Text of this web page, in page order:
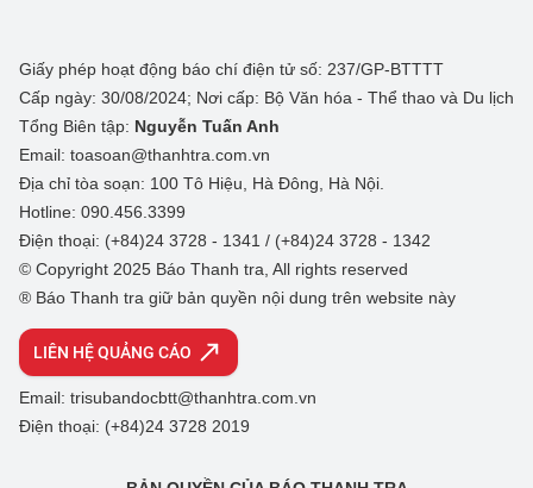
Giấy phép hoạt động báo chí điện tử số: 237/GP-BTTTT
Cấp ngày: 30/08/2024; Nơi cấp: Bộ Văn hóa - Thể thao và Du lịch
Tổng Biên tập: Nguyễn Tuấn Anh
Email: toasoan@thanhtra.com.vn
Địa chỉ tòa soạn: 100 Tô Hiệu, Hà Đông, Hà Nội.
Hotline: 090.456.3399
Điện thoại: (+84)24 3728 - 1341 / (+84)24 3728 - 1342
© Copyright 2025 Báo Thanh tra, All rights reserved
® Báo Thanh tra giữ bản quyền nội dung trên website này
LIÊN HỆ QUẢNG CÁO
Email: trisubandocbtt@thanhtra.com.vn
Điện thoại: (+84)24 3728 2019